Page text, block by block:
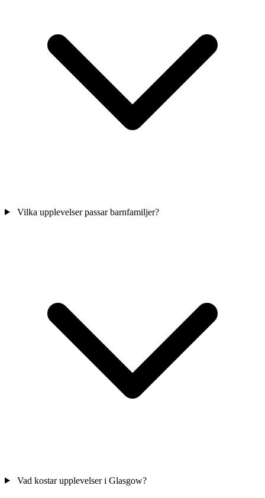
Vilka upplevelser passar barnfamiljer?
Vad kostar upplevelser i Glasgow?